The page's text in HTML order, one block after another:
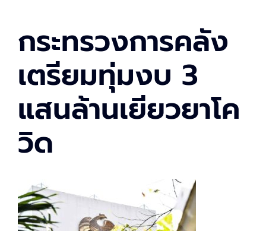
กระทรวงการคลัง
เตรียมทุ่มงบ 3
แสนล้านเยียวยาโค
วิด